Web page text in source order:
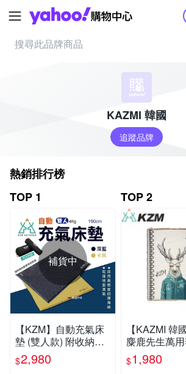
Yahoo購物
KAZMI 韓國
追蹤品牌
熱銷排行榜
TOP 1
補貨中
【KZM】自動充氣床
墊 (雙人款) 附收納袋
厚度5cm 悠遊戶外
$2,980
TOP 2
【KAZMI 韓
麋鹿先生萬
g】
地墊/野餐墊/
$1,980